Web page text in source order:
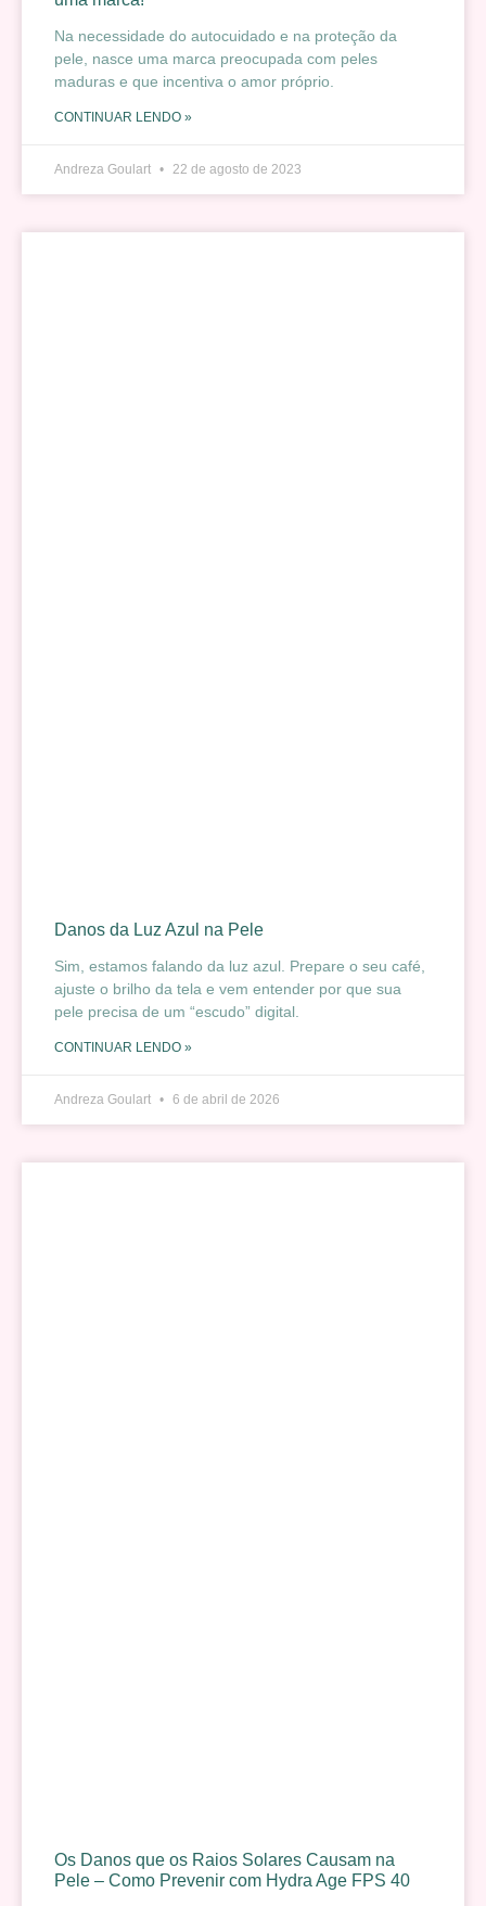
Na necessidade do autocuidado e na proteção da
pele, nasce uma marca preocupada com peles
maduras e que incentiva o amor próprio.
CONTINUAR LENDO »
Andreza Goulart 22 de agosto de 2023
Danos da Luz Azul na Pele
Sim, estamos falando da luz azul. Prepare o seu café,
ajuste o brilho da tela e vem entender por que sua
pele precisa de um “escudo” digital.
CONTINUAR LENDO »
Andreza Goulart 6 de abril de 2026
Os Danos que os Raios Solares Causam na
Pele – Como Prevenir com Hydra Age FPS 40